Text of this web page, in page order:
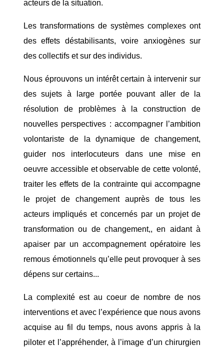
acteurs de la situation.
Les transformations de systèmes complexes ont
des effets déstabilisants, voire anxiogènes sur
des collectifs et sur des individus.
Nous éprouvons un intérêt certain à intervenir sur
des sujets à large portée pouvant aller de la
résolution de problèmes à la construction de
nouvelles perspectives : accompagner l’ambition
volontariste de la dynamique de changement,
guider nos interlocuteurs dans une mise en
oeuvre accessible et observable de cette volonté,
traiter les effets de la contrainte qui accompagne
le projet de changement auprès de tous les
acteurs impliqués et concernés par un projet de
transformation ou de changement,, en aidant à
apaiser par un accompagnement opératoire les
remous émotionnels qu’elle peut provoquer à ses
dépens sur certains...
La complexité est au coeur de nombre de nos
interventions et avec l’expérience que nous avons
acquise au fil du temps, nous avons appris à la
piloter et l’appréhender, à l’image d’un chirurgien